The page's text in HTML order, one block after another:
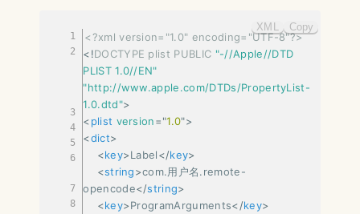
<?xml version="1.0" encoding="UTF-8"?>
<!DOCTYPE plist PUBLIC "-//Apple//DTD
PLIST 1.0//EN"
"http://www.apple.com/DTDs/PropertyList-
1.0.dtd">
<plist version="1.0">
<dict>
<key>Label</key>
<string>com.用户名.remote-
opencode</string>
<key>ProgramArguments</key>
XML Copy